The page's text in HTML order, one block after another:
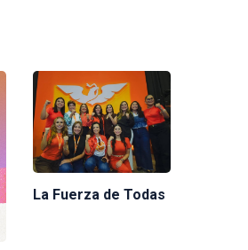
La Fuerza de Todas